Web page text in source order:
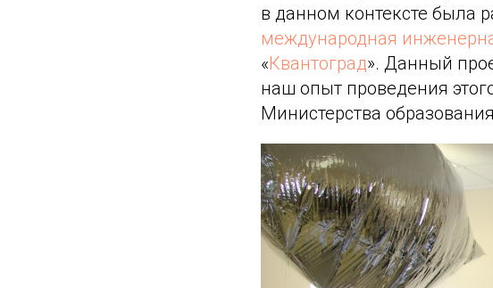
в данном контексте была
международная
«Квантоград». Данный
наш опыт проведения
Министерства